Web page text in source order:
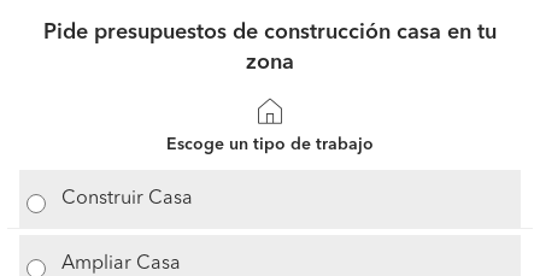
Pide presupuestos de construcción casa en tu
zona
Escoge un tipo de trabajo
Construir Casa
Ampliar Casa